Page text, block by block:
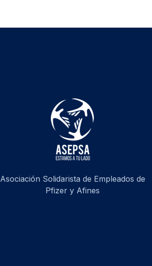
Asociación Solidarista de Empleados de
Pfizer y Afines